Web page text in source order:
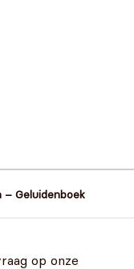
– Geluidenboek
op onze